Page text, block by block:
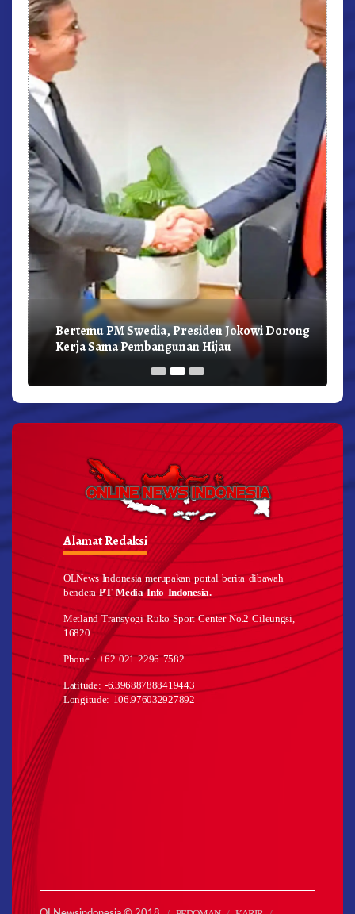
Bertemu PM Swedia, Presiden Jokowi Dorong
Kerja Sama Pembangunan Hijau
Alamat Redaksi
OLNews Indonesia merupakan portal berita dibawah
benderaPT Media Info Indonesia.
Metland Transyogi Ruko Sport Center No.2 Cileungsi,
16820
Phone : +62 021 2296 7582
Latitude: -6.396887888419443
Longitude: 106.976032927892